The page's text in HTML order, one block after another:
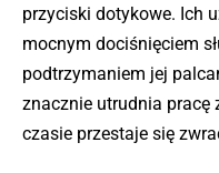
przyciski dotykowe. Ich
mocnym dociśnięciem
podtrzymaniem jej
znacznie utrudnia pracę
czasie przestaje się